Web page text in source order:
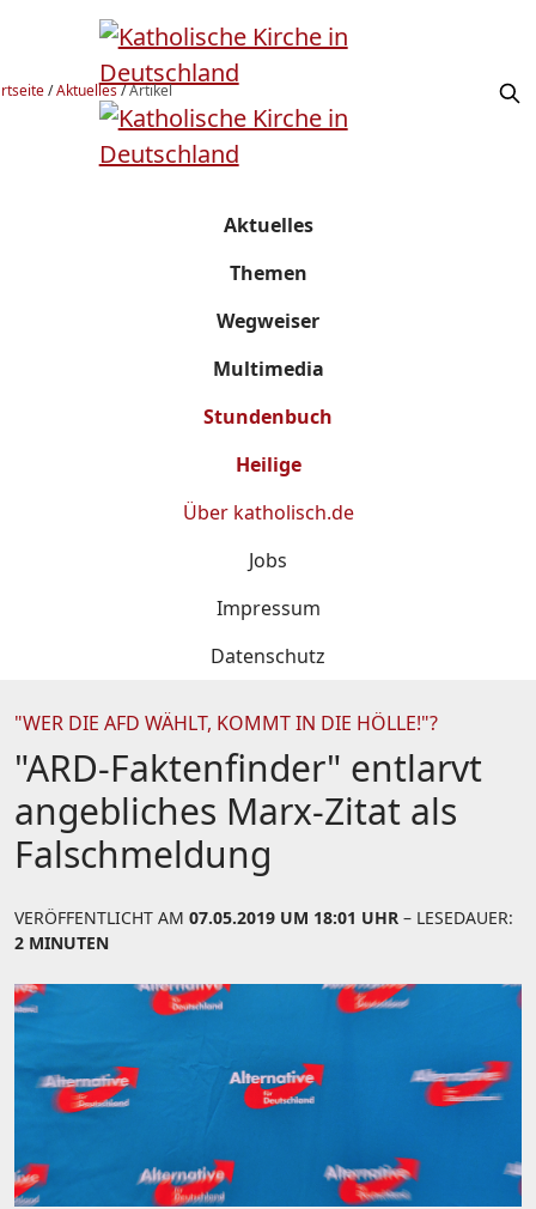
/Aktuelles/Artikel
Aktuelles
Themen
Wegweiser
Multimedia
Stundenbuch
Heilige
Über katholisch.de
Jobs
Impressum
Datenschutz
"WER DIE AFD WÄHLT, KOMMT IN DIE HÖLLE!"?
"ARD-Faktenfinder" entlarvt
angebliches Marx-Zitat als
Falschmeldung
VERÖFFENTLICHT AM 07.05.2019 UM 18:01 UHR – LESEDAUER:
2 MINUTEN